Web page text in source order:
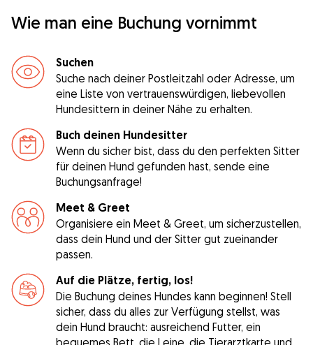
Wie man eine Buchung vornimmt
Suchen
Suche nach deiner Postleitzahl oder Adresse, um
eine Liste von vertrauenswürdigen, liebevollen
Hundesittern in deiner Nähe zu erhalten.
Buch deinen Hundesitter
Wenn du sicher bist, dass du den perfekten Sitter
für deinen Hund gefunden hast, sende eine
Buchungsanfrage!
Meet & Greet
Organisiere ein Meet & Greet, um sicherzustellen,
dass dein Hund und der Sitter gut zueinander
passen.
Auf die Plätze, fertig, los!
Die Buchung deines Hundes kann beginnen! Stell
sicher, dass du alles zur Verfügung stellst, was
dein Hund braucht: ausreichend Futter, ein
bequemes Bett, die Leine, die Tierarztkarte und